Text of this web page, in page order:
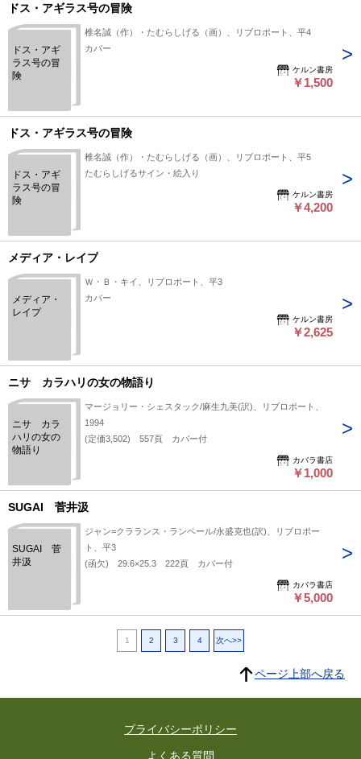
ドス・アギラス号の冒険
ドス・アギ
ラス号の冒
険
椎名誠（作）・たむらしげる（画）、リブロポート、平4
カバー
ケルン書房
￥1,500
ドス・アギラス号の冒険
ドス・アギ
ラス号の冒
険
椎名誠（作）・たむらしげる（画）、リブロポート、平5
たむらしげるサイン・絵入り
ケルン書房
￥4,200
メディア・レイプ
メディア・
レイプ
Ｗ・Ｂ・キイ、リブロポート、平3
カバー
ケルン書房
￥2,625
ニサ カラハリの女の物語り
ニサ カラ
ハリの女の
物語り
マージョリー・シェスタック/麻生九美(訳)、リブロポート、
1994
(定価3,502) 557頁 カバー付
カバラ書店
￥1,000
SUGAI 菅井汲
SUGAI 菅
井汲
ジャン=クラランス・ランベール/永盛克也(訳)、リブロポー
ト、平3
(函欠) 29.6×25.3 222頁 カバー付
カバラ書店
￥5,000
1 2 3 4 次へ>>
ページ上部へ戻る
プライバシーポリシー
よくある質問